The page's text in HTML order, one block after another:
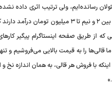
رسانده‌ایم، ولی ترتیب اثری داده نشده
درآمدزایی فراهم کنیم. در حال حاضر هر یک از
که از طریق صفحه اینستاگرام پیگیر
را به قیمت بالایی می‌فروشیم و
با فروش هر قالی، به همان اندازه نخ